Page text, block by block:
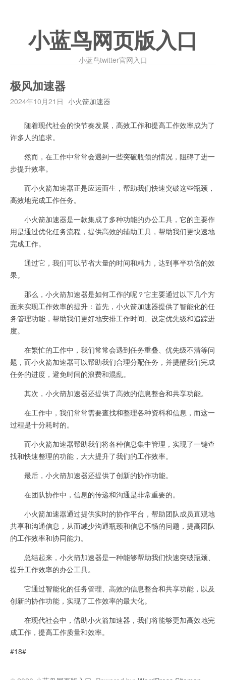
小蓝鸟网页版入口
小蓝鸟twitter官网入口
极风加速器
2024年10月21日 小火箭加速器
随着现代社会的快节奏发展，高效工作和提高工作效率成为了
许多人的追求。
然而，在工作中常常会遇到一些突破瓶颈的情况，阻碍了进一
步提升效率。
而小火箭加速器正是应运而生，帮助我们快速突破这些瓶颈，
高效地完成工作任务。
小火箭加速器是一款集成了多种功能的办公工具，它的主要作
用是通过优化任务流程，提供高效的辅助工具，帮助我们更快速地
完成工作。
通过它，我们可以节省大量的时间和精力，达到事半功倍的效
果。
那么，小火箭加速器是如何工作的呢？它主要通过以下几个方
面来实现工作效率的提升：首先，小火箭加速器提供了智能化的任
务管理功能，帮助我们更好地安排工作时间、设定优先级和追踪进
度。
在繁忙的工作中，我们常常会遇到任务重叠、优先级不清等问
题，而小火箭加速器可以帮助我们合理分配任务，并提醒我们完成
任务的进度，避免时间的浪费和混乱。
其次，小火箭加速器还提供了高效的信息整合和共享功能。
在工作中，我们常常需要查找和整理各种资料和信息，而这一
过程是十分耗时的。
而小火箭加速器帮助我们将各种信息集中管理，实现了一键查
找和快速整理的功能，大大提升了我们的工作效率。
最后，小火箭加速器还提供了创新的协作功能。
在团队协作中，信息的传递和沟通是非常重要的。
小火箭加速器通过提供实时的协作平台，帮助团队成员直观地
共享和沟通信息，从而减少沟通瓶颈和信息不畅的问题，提高团队
的工作效率和协同能力。
总结起来，小火箭加速器是一种能够帮助我们快速突破瓶颈、
提升工作效率的办公工具。
它通过智能化的任务管理、高效的信息整合和共享功能，以及
创新的协作功能，实现了工作效率的最大化。
在现代社会中，借助小火箭加速器，我们将能够更加高效地完
成工作，提高工作质量和效率。
#18#